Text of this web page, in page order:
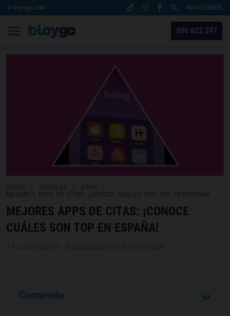
Ir a yoigo.com SOY CLIENTE
900 622 247
MEJORES APPS DE CITAS: ¡CONOCE
CUÁLES SON TOP EN ESPAÑA!
Contenido